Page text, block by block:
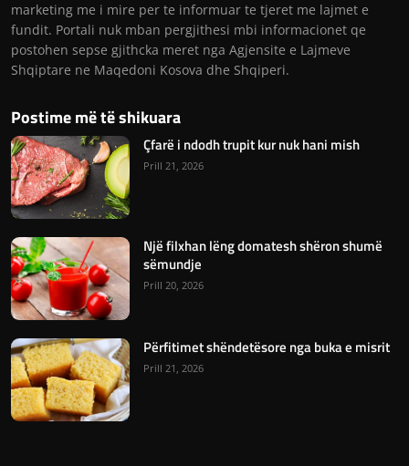
marketing me i mire per te informuar te tjeret me lajmet e
fundit. Portali nuk mban pergjithesi mbi informacionet qe
postohen sepse gjithcka meret nga Agjensite e Lajmeve
Shqiptare ne Maqedoni Kosova dhe Shqiperi.
Postime më të shikuara
Çfarë i ndodh trupit kur nuk hani mish
Prill 21, 2026
Një filxhan lëng domatesh shëron shumë
sëmundje
Prill 20, 2026
Përfitimet shëndetësore nga buka e misrit
Prill 21, 2026